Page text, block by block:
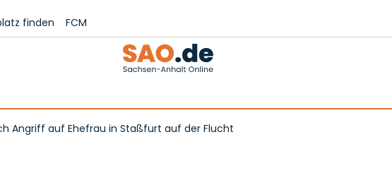
finden FCM
Angriff auf Ehefrau in Staßfurt auf der Flucht